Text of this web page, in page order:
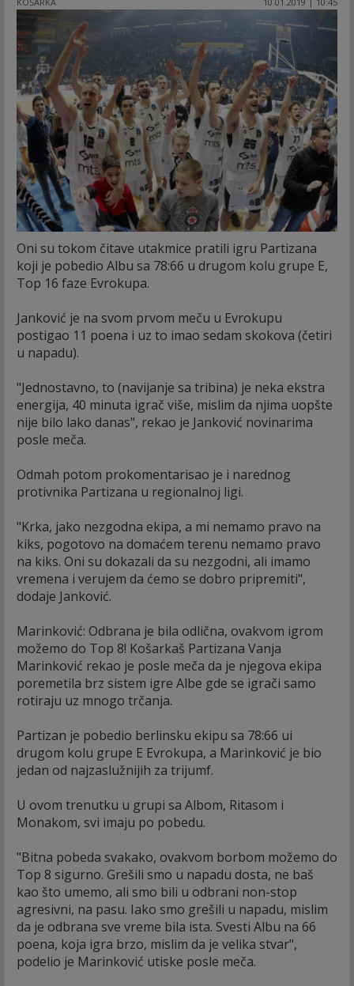
Oni su tokom čitave utakmice pratili igru Partizana
koji je pobedio Albu sa 78:66 u drugom kolu grupe E,
Top 16 faze Evrokupa.
Janković je na svom prvom meču u Evrokupu
postigao 11 poena i uz to imao sedam skokova (četiri
u napadu).
"Jednostavno, to (navijanje sa tribina) je neka ekstra
energija, 40 minuta igrač više, mislim da njima uopšte
nije bilo lako danas", rekao je Janković novinarima
posle meča.
Odmah potom prokomentarisao je i narednog
protivnika Partizana u regionalnoj ligi.
"Krka, jako nezgodna ekipa, a mi nemamo pravo na
kiks, pogotovo na domaćem terenu nemamo pravo
na kiks. Oni su dokazali da su nezgodni, ali imamo
vremena i verujem da ćemo se dobro pripremiti",
dodaje Janković.
Marinković: Odbrana je bila odlična, ovakvom igrom
možemo do Top 8! Košarkaš Partizana Vanja
Marinković rekao je posle meča da je njegova ekipa
poremetila brz sistem igre Albe gde se igrači samo
rotiraju uz mnogo trčanja.
Partizan je pobedio berlinsku ekipu sa 78:66 ui
drugom kolu grupe E Evrokupa, a Marinković je bio
jedan od najzaslužnijih za trijumf.
U ovom trenutku u grupi sa Albom, Ritasom i
Monakom, svi imaju po pobedu.
"Bitna pobeda svakako, ovakvom borbom možemo do
Top 8 sigurno. Grešili smo u napadu dosta, ne baš
kao što umemo, ali smo bili u odbrani non-stop
agresivni, na pasu. Iako smo grešili u napadu, mislim
da je odbrana sve vreme bila ista. Svesti Albu na 66
poena, koja igra brzo, mislim da je velika stvar",
podelio je Marinković utiske posle meča.